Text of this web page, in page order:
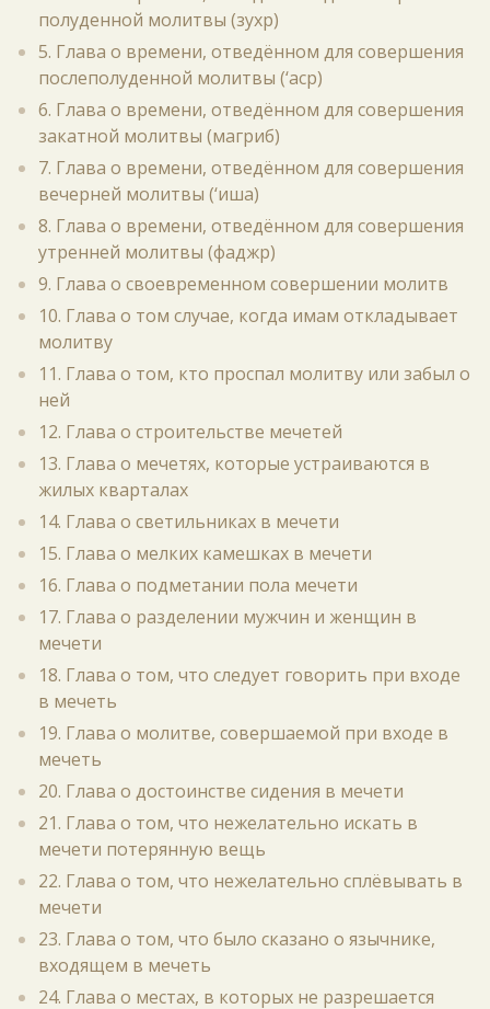
полуденной молитвы (зухр)
5. Глава о времени, отведённом для совершения
послеполуденной молитвы (‘аср)
6. Глава о времени, отведённом для совершения
закатной молитвы (магриб)
7. Глава о времени, отведённом для совершения
вечерней молитвы (‘иша)
8. Глава о времени, отведённом для совершения
утренней молитвы (фаджр)
9. Глава о своевременном совершении молитв
10. Глава о том случае, когда имам откладывает
молитву
11. Глава о том, кто проспал молитву или забыл о
ней
12. Глава о строительстве мечетей
13. Глава о мечетях, которые устраиваются в
жилых кварталах
14. Глава о светильниках в мечети
15. Глава о мелких камешках в мечети
16. Глава о подметании пола мечети
17. Глава о разделении мужчин и женщин в
мечети
18. Глава о том, что следует говорить при входе
в мечеть
19. Глава о молитве, совершаемой при входе в
мечеть
20. Глава о достоинстве сидения в мечети
21. Глава о том, что нежелательно искать в
мечети потерянную вещь
22. Глава о том, что нежелательно сплёвывать в
мечети
23. Глава о том, что было сказано о язычнике,
входящем в мечеть
24. Глава о местах, в которых не разрешается